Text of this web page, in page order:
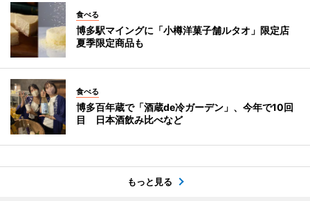
食べる
博多駅マイングに「小樽洋菓子舗ルタオ」限定店
夏季限定商品も
食べる
博多百年蔵で「酒蔵de冷ガーデン」、今年で10回
目 日本酒飲み比べなど
もっと見る